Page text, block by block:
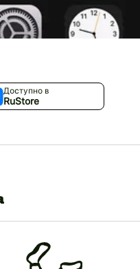
Доступно в
RuStore